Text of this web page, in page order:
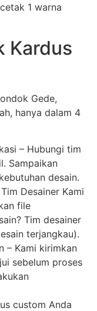
1 warna
Kardus
Gede,
hanya dalam 4
– Hubungi tim
Sampaikan
desain.
Desainer Kami
file
Tim desainer
terjangkau).
– Kami kirimkan
sebelum proses
custom Anda